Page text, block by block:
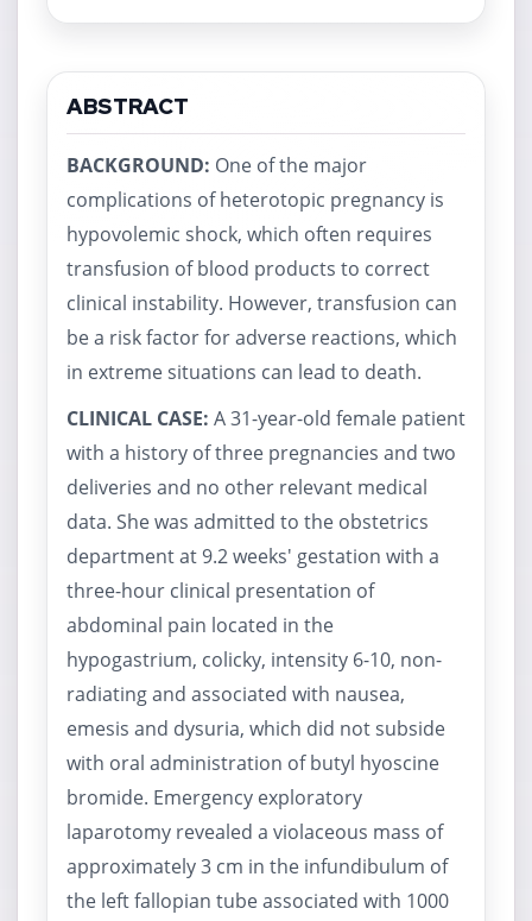
ABSTRACT
BACKGROUND: One of the major
complications of heterotopic pregnancy is
hypovolemic shock, which often requires
transfusion of blood products to correct
clinical instability. However, transfusion can
be a risk factor for adverse reactions, which
in extreme situations can lead to death.
CLINICAL CASE: A 31-year-old female patient
with a history of three pregnancies and two
deliveries and no other relevant medical
data. She was admitted to the obstetrics
department at 9.2 weeks' gestation with a
three-hour clinical presentation of
abdominal pain located in the
hypogastrium, colicky, intensity 6-10, non-
radiating and associated with nausea,
emesis and dysuria, which did not subside
with oral administration of butyl hyoscine
bromide. Emergency exploratory
laparotomy revealed a violaceous mass of
approximately 3 cm in the infundibulum of
the left fallopian tube associated with 1000